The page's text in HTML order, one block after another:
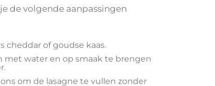
de volgende aanpassingen
cheddar of goudse kaas.
water en op smaak te brengen
om de lasagne te vullen zonder